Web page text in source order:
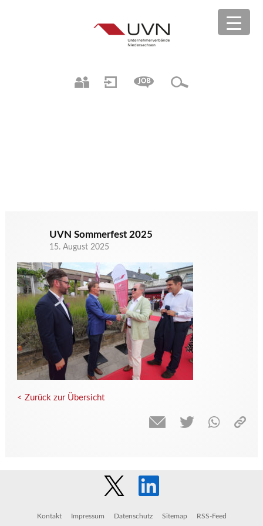
UVN Sommerfest 2025
15. August 2025
< Zurück zur Übersicht
Kontakt Impressum Datenschutz Sitemap RSS-Feed